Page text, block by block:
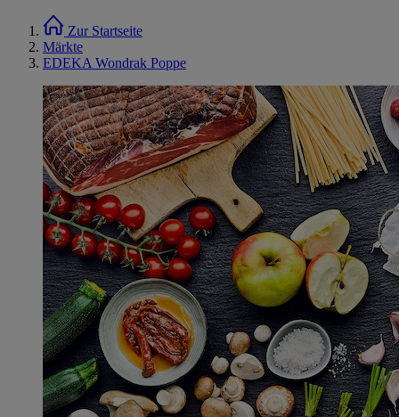
Zur Startseite
Märkte
EDEKA Wondrak Poppe